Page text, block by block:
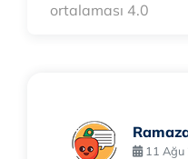
ortalaması 4.0
11 Ağu